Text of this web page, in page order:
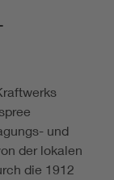
und
der lokalen
die 1912